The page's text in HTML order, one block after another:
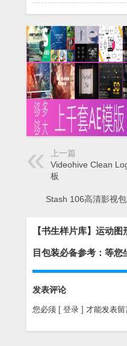
上一篇
Videohive Clean
板
Stash 106高清影视
【书生样片库】运动
目包装必备参考：等您
发表评论
您必须 [ 登录 ] 才能发表留